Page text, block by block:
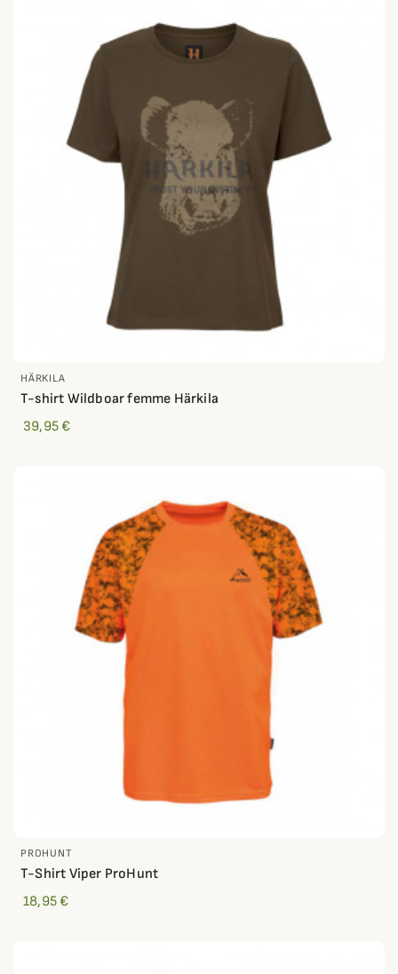
HÄRKILA
T-shirt Wildboar femme Härkila
39,95 €
PROHUNT
T-Shirt Viper ProHunt
18,95 €